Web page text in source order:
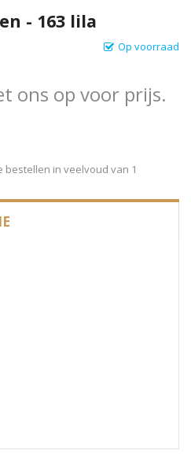
- 163 lila
Op voorraad
ons op voor prijs.
bestellen in veelvoud van 1